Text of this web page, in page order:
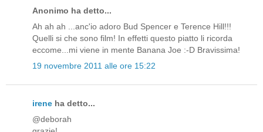
Anonimo ha detto...
Ah ah ah ...anc'io adoro Bud Spencer e Terence Hill!!!
Quelli si che sono film! In effetti questo piatto li ricorda
eccome...mi viene in mente Banana Joe :-D Bravissima!
19 novembre 2011 alle ore 15:22
irene ha detto...
@deborah